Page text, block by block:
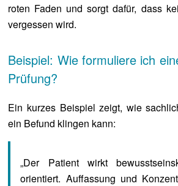
roten Faden und sorgt dafür, dass
vergessen wird.
Beispiel: Wie formuliere ich
Prüfung?
Ein kurzes Beispiel zeigt, wie
ein Befund klingen kann:
„Der Patient wirkt
orientiert. Auffassung und